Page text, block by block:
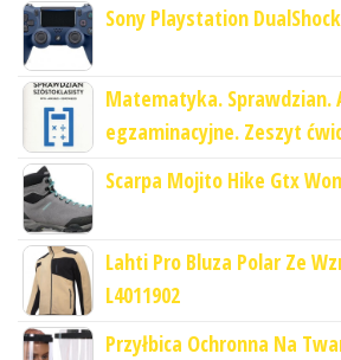
Sony Playstation
Matematyka. Sprawdzian.
egzaminacyjne. Zeszyt
Scarpa Mojito Hike Gtx
Lahti Pro Bluza Polar Ze
L4011902
Przyłbica Ochronna Na